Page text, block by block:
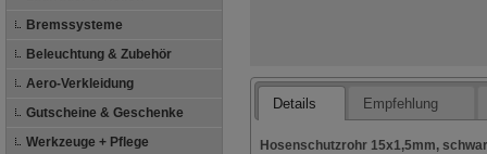
Bremssysteme
Beleuchtung & Zubehör
Aero-Verkleidung
Gutscheine & Geschenke
Werkzeuge + Pflege
Details Empfehlung
Hosenschutzrohr 15x1,5mm,